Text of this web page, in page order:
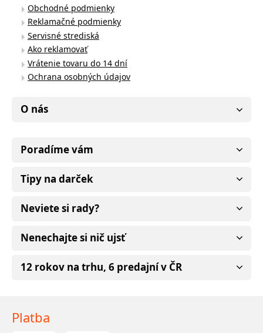
Obchodné podmienky
Reklamačné podmienky
Servisné strediská
Ako reklamovať
Vrátenie tovaru do 14 dní
Ochrana osobných údajov
O nás
Poradíme vám
Tipy na darček
Neviete si rady?
Nenechajte si nič ujsť
12 rokov na trhu, 6 predajní v ČR
Platba